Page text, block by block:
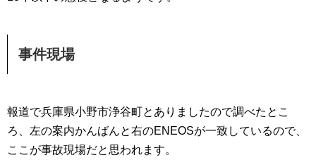
事件現場
報道で兵庫県小野市浄谷町とありましたので調べたとこ
ろ、左の案内かんばんと右のENEOSが一致しているので、
ここが事故現場だと思われます。